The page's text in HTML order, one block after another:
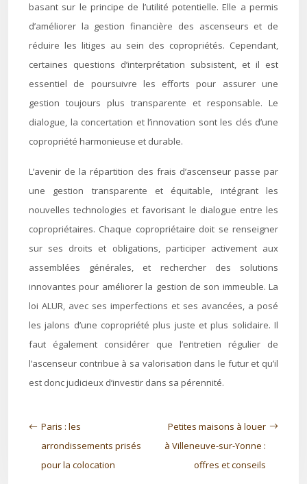
basant sur le principe de l’utilité potentielle. Elle a permis
d’améliorer la gestion financière des ascenseurs et de
réduire les litiges au sein des copropriétés. Cependant,
certaines questions d’interprétation subsistent, et il est
essentiel de poursuivre les efforts pour assurer une
gestion toujours plus transparente et responsable. Le
dialogue, la concertation et l’innovation sont les clés d’une
copropriété harmonieuse et durable.
L’avenir de la répartition des frais d’ascenseur passe par
une gestion transparente et équitable, intégrant les
nouvelles technologies et favorisant le dialogue entre les
copropriétaires. Chaque copropriétaire doit se renseigner
sur ses droits et obligations, participer activement aux
assemblées générales, et rechercher des solutions
innovantes pour améliorer la gestion de son immeuble. La
loi ALUR, avec ses imperfections et ses avancées, a posé
les jalons d’une copropriété plus juste et plus solidaire. Il
faut également considérer que l’entretien régulier de
l’ascenseur contribue à sa valorisation dans le futur et qu’il
est donc judicieux d’investir dans sa pérennité.
Paris : les
arrondissements prisés
pour la colocation
Petites maisons à louer
à Villeneuve-sur-Yonne :
offres et conseils